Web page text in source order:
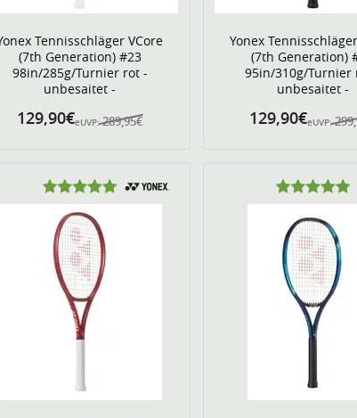
Tennisschläger VCore
(7th Generation) #23
98in/285g/Turnier rot -
unbesaitet -
eUVP: 289,95€
129,90€
Yonex
(7th Generation)
95in/310g/Turnier
unbesaitet -
eUVP:
129,90€